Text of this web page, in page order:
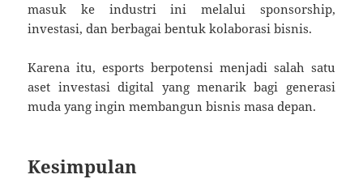
masuk ke industri ini melalui sponsorship,
investasi, dan berbagai bentuk kolaborasi bisnis.
Karena itu, esports berpotensi menjadi salah satu
aset investasi digital yang menarik bagi generasi
muda yang ingin membangun bisnis masa depan.
Kesimpulan